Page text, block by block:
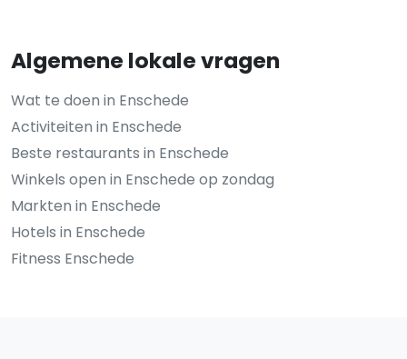
Algemene lokale vragen
Wat te doen in Enschede
Activiteiten in Enschede
Beste restaurants in Enschede
Winkels open in Enschede op zondag
Markten in Enschede
Hotels in Enschede
Fitness Enschede